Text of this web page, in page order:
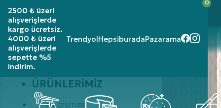
2500 ₺ üzeri siparişlerinizde
4000 ₺ üzeri alışverişlerde sepette %5 indirim
2500 ₺ üzeri
alışverişlerde
kargo ücretsiz.
4000 ₺ üzeri
alışverişlerde
sepette %5
indirim.
TrendyolHepsiburadaPazarama
0
Üye Girişi
ÜRÜNLERIMIZ
- BAL ÇEŞITLERI